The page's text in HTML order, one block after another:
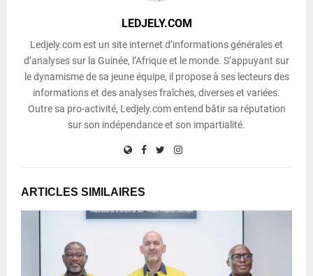
LEDJELY.COM
Ledjely.com est un site internet d’informations générales et
d’analyses sur la Guinée, l’Afrique et le monde. S’appuyant sur
le dynamisme de sa jeune équipe, il propose à ses lecteurs des
informations et des analyses fraîches, diverses et variées.
Outre sa pro-activité, Ledjely.com entend bâtir sa réputation
sur son indépendance et son impartialité.
ARTICLES SIMILAIRES